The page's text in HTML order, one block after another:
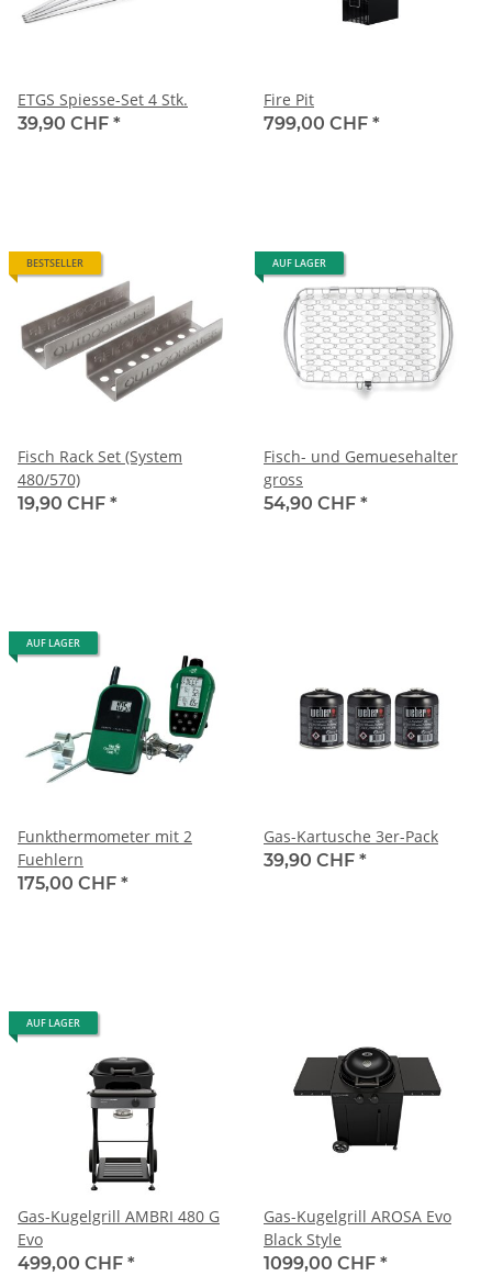
ETGS Spiesse-Set 4 Stk.
39,90 CHF *
Fire Pit
799,00 CHF *
BESTSELLER
Fisch Rack Set (System
480/570)
19,90 CHF *
AUF LAGER
Fisch- und Gemuesehalter
gross
54,90 CHF *
AUF LAGER
Funkthermometer mit 2
Fuehlern
175,00 CHF *
Gas-Kartusche 3er-Pack
39,90 CHF *
AUF LAGER
Gas-Kugelgrill AMBRI 480 G
Evo
499,00 CHF *
Gas-Kugelgrill AROSA Evo
Black Style
1099,00 CHF *